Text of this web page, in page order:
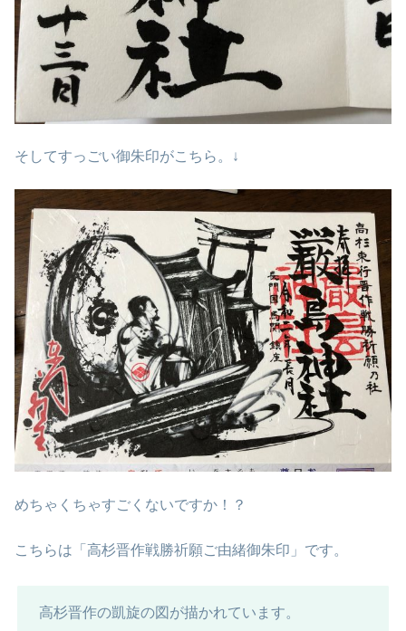
そしてすっごい御朱印がこちら。↓
めちゃくちゃすごくないですか！？
こちらは「高杉晋作戦勝祈願ご由緒御朱印」です。
高杉晋作の凱旋の図が描かれています。